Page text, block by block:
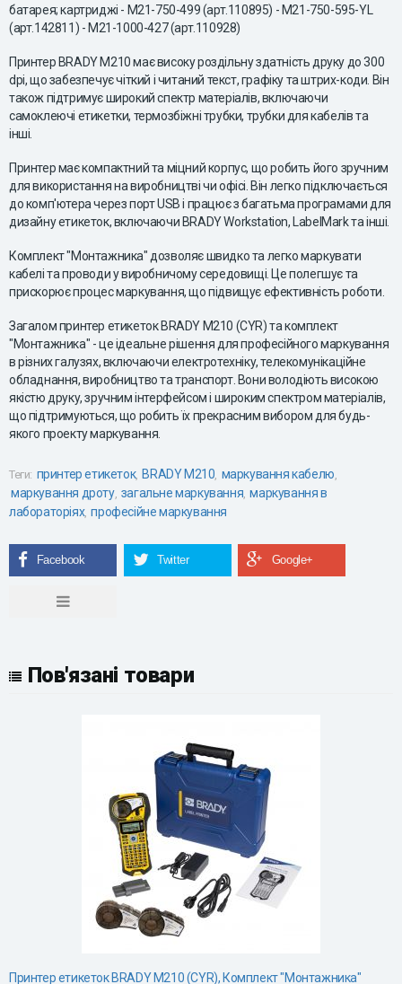
батарея; картриджі - M21-750-499 (арт.110895) - M21-750-595-YL
(арт.142811) - M21-1000-427 (арт.110928)
Принтер BRADY M210 має високу роздільну здатність друку до 300
dpi, що забезпечує чіткий і читаний текст, графіку та штрих-коди. Він
також підтримує широкий спектр матеріалів, включаючи
самоклеючі етикетки, термозбіжні трубки, трубки для кабелів та
інші.
Принтер має компактний та міцний корпус, що робить його зручним
для використання на виробництві чи офісі. Він легко підключається
до комп'ютера через порт USB і працює з багатьма програмами для
дизайну етикеток, включаючи BRADY Workstation, LabelMark та інші.
Комплект "Монтажника" дозволяє швидко та легко маркувати
кабелі та проводи у виробничому середовищі. Це полегшує та
прискорює процес маркування, що підвищує ефективність роботи.
Загалом принтер етикеток BRADY M210 (CYR) та комплект
"Монтажника" - це ідеальне рішення для професійного маркування
в різних галузях, включаючи електротехніку, телекомунікаційне
обладнання, виробництво та транспорт. Вони володіють високою
якістю друку, зручним інтерфейсом і широким спектром матеріалів,
що підтримуються, що робить їх прекрасним вибором для будь-
якого проекту маркування.
Теги: принтер етикеток, BRADY M210, маркування кабелю,
маркування дроту, загальне маркування, маркування в
лабораторіях, професійне маркування
Пов'язані товари
Принтер етикеток BRADY M210 (CYR), Комплект "Монтажника"